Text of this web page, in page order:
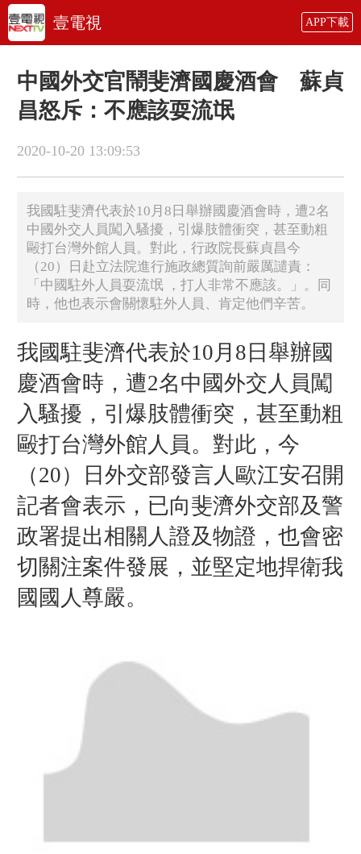
壹電視 APP下載
中國外交官鬧斐濟國慶酒會 蘇貞
昌怒斥：不應該耍流氓
2020-10-20 13:09:53
我國駐斐濟代表於10月8日舉辦國慶酒會時，遭2名
中國外交人員闖入騷擾，引爆肢體衝突，甚至動粗
毆打台灣外館人員。對此，行政院長蘇貞昌今
（20）日赴立法院進行施政總質詢前嚴厲譴責：
「中國駐外人員耍流氓 ，打人非常不應該。」。同
時，他也表示會關懷駐外人員、肯定他們辛苦。
我國駐斐濟代表於10月8日舉辦國
慶酒會時，遭2名中國外交人員闖
入騷擾，引爆肢體衝突，甚至動粗
毆打台灣外館人員。對此，今
（20）日外交部發言人歐江安召開
記者會表示，已向斐濟外交部及警
政署提出相關人證及物證，也會密
切關注案件發展，並堅定地捍衛我
國國人尊嚴。